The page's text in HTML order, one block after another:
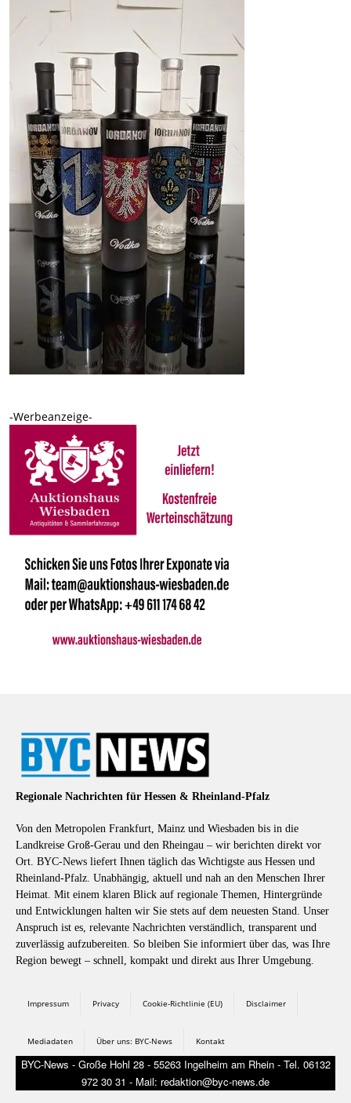
-Werbeanzeige-
Regionale Nachrichten für Hessen & Rheinland-Pfalz
Von den Metropolen Frankfurt, Mainz und Wiesbaden bis in die
Landkreise Groß-Gerau und den Rheingau – wir berichten direkt vor
Ort. BYC-News liefert Ihnen täglich das Wichtigste aus Hessen und
Rheinland-Pfalz. Unabhängig, aktuell und nah an den Menschen Ihrer
Heimat. Mit einem klaren Blick auf regionale Themen, Hintergründe
und Entwicklungen halten wir Sie stets auf dem neuesten Stand. Unser
Anspruch ist es, relevante Nachrichten verständlich, transparent und
zuverlässig aufzubereiten. So bleiben Sie informiert über das, was Ihre
Region bewegt – schnell, kompakt und direkt aus Ihrer Umgebung.
Impressum Privacy Cookie-Richtlinie (EU) Disclaimer
Mediadaten Über uns: BYC-News Kontakt
BYC-News - Große Hohl 28 - 55263 Ingelheim am Rhein - Tel. 06132
972 30 31 - Mail: redaktion@byc-news.de